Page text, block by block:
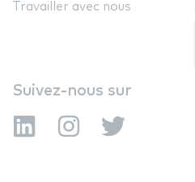
Travailler avec nous
Suivez-nous sur